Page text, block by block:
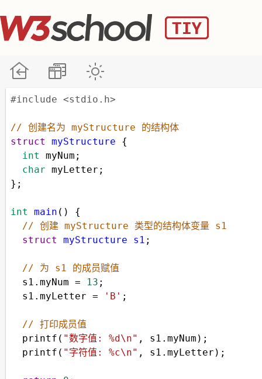
#include <stdio.h>
// 创建名为 myStructure 的结构体
struct
myStructure {
int
myNum ;
char myLetter ;
};
int main () {
// 创建 myStructure 类型的结构体变量 s1
struct
myStructure s1 ;
// 为 s1 的成员赋值
s1 . myNum = 13 ;
s1 . myLetter = 'B' ;
// 打印成员值
printf ( "数字值: %d\n" , s1 . myNum );
printf ( "字符值: %c\n" , s1 . myLetter );